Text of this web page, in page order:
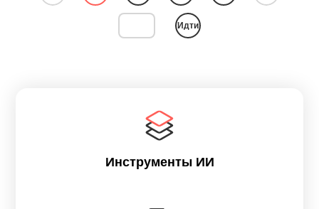
Идти
Инструменты ИИ